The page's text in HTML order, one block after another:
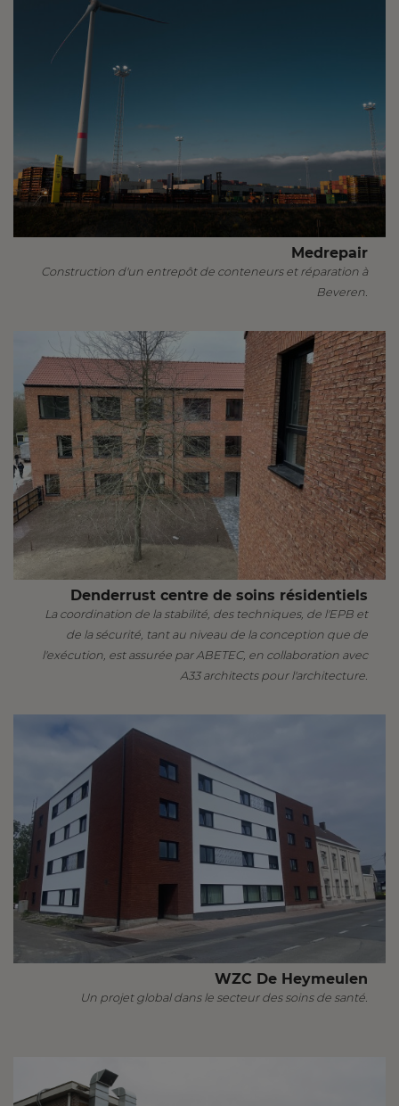
Medrepair
Construction d'un entrepôt de conteneurs et réparation à
Beveren.
Denderrust centre de soins résidentiels
La coordination de la stabilité, des techniques, de l'EPB et
de la sécurité, tant au niveau de la conception que de
l'exécution, est assurée par ABETEC, en collaboration avec
A33 architects pour l'architecture.
WZC De Heymeulen
Un projet global dans le secteur des soins de santé.